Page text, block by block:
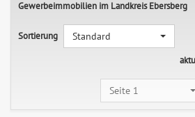
Gewerbeimmobilien im Landkreis Ebersberg
Sortierung
Standard
Seite 1